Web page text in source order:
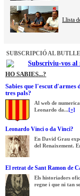
Llista
SUBSCRIPCIÓ AL
Subscriviu-vos
HO SABIES...?
Sabies que l'escut d'armes
tres pals?
Al web de
Leonardo da...[+]
Leonardo Vinci o da Vinci?
En David Grau
del Renaixement.
El retrat de Sant Ramon de
Els historiadors
regne i que ni tan